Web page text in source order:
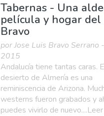
Tabernas - Una
película y hogar
Bravo
por Jose Luis Bravo Serrano
2015
Andalucía tiene tantas caras.
desierto de Almería es una
reminiscencia de Arizona.
westerns fueron grabados y
puedes vivirlo de